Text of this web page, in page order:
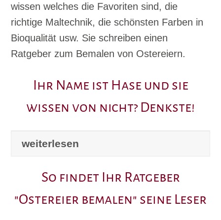
wissen welches die Favoriten sind, die
richtige Maltechnik, die schönsten Farben in
Bioqualität usw. Sie schreiben einen
Ratgeber zum Bemalen von Ostereiern.
Ihr Name ist Hase und sie
wissen von nicht? Denkste!
weiterlesen
So findet Ihr Ratgeber
"Ostereier bemalen" seine Leser